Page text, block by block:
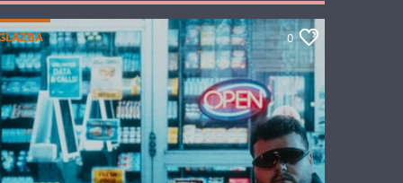
0